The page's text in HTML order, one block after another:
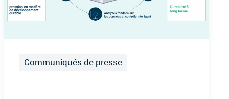
Communiqués de presse